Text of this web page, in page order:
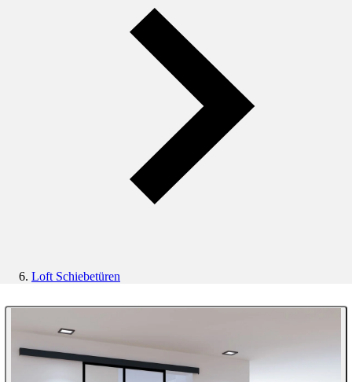
Loft Schiebetüren